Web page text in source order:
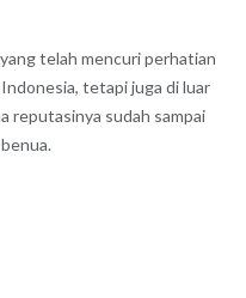
telah mencuri perhatian
tetapi juga di luar
reputasinya sudah sampai